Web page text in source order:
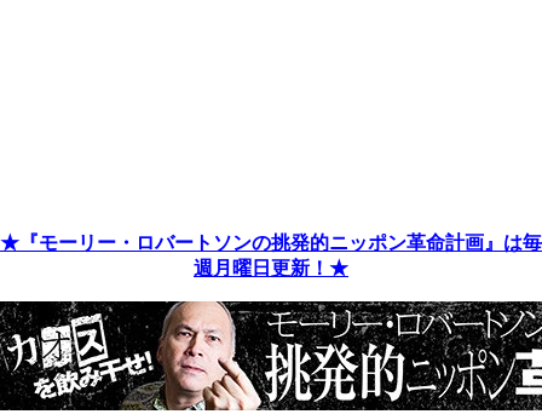
★『モーリー・ロバートソンの挑発的ニッポン革命計画』は毎
週月曜日更新！★